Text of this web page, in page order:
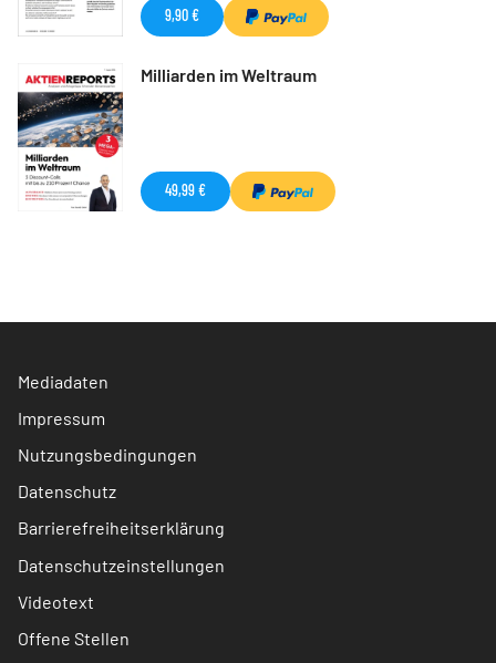
9,90 €
Milliarden im Weltraum
49,99 €
Mediadaten
Impressum
Nutzungsbedingungen
Datenschutz
Barrierefreiheitserklärung
Datenschutzeinstellungen
Videotext
Offene Stellen